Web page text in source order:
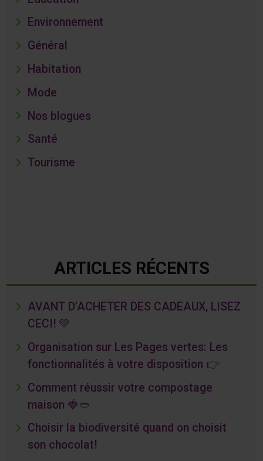
Environnement
Général
Habitation
Mode
Nos blogues
Santé
Tourisme
ARTICLES RÉCENTS
AVANT D’ACHETER DES CADEAUX, LISEZ
CECI! 💚
Organisation sur Les Pages vertes: Les
fonctionnalités à votre disposition 👉
Comment réussir votre compostage
maison 🍓🥙
Choisir la biodiversité quand on choisit
son chocolat!